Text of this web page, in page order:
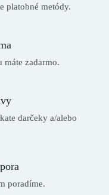
platobné metódy.
máte zadarmo.
darčeky a/alebo
poradíme.